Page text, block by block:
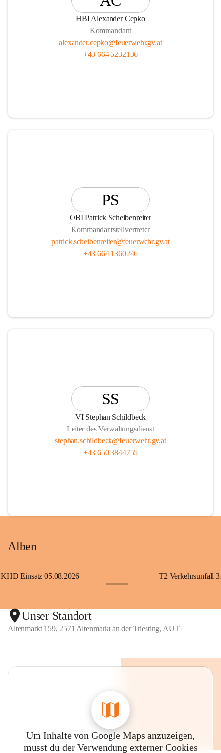
HBI Alexander Cepko
Kommandant
alexander.cepko@feuerwehr.gv.at
+43 664 5232136
PS
OBI Patrick Scheibenreiter
Kommandantstellvertreter
patrick.scheibenreiter@feuerwehr.gv.at
+43 664 1360246
SS
VI Stephan Schildbeck
Leiter des Verwaltungsdienst
stephan.schildbeck@feuerwehr.gv.at
+43 650 3844755
Alben
KHD Einsatz 05.08.2026 T2 Verkehrsunfall
Unser Standort
Altenmarkt 159, 2571 Altenmarkt an der Triesting, AUT
Um Inhalte von Google Maps anzuzeigen,
musst du der Verwendung externer Cookies